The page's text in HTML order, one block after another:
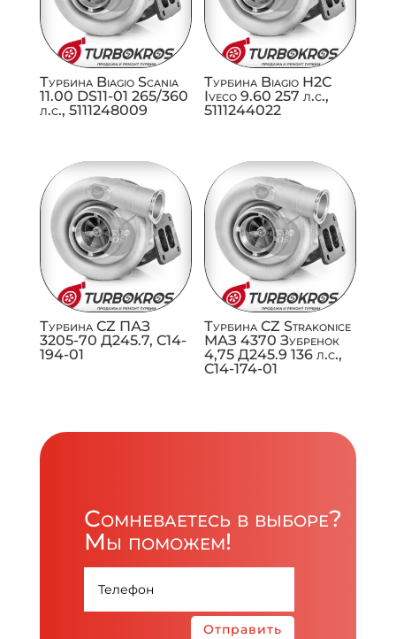
Турбина Biagio Scania
11.00 DS11-01 265/360
л.с., 5111248009
Турбина Biagio H2C
Iveco 9.60 257 л.с.,
5111244022
Турбина CZ ПАЗ
3205-70 Д245.7, C14-
194-01
Турбина CZ Strakonice
МАЗ 4370 Зубренок
4,75 Д245.9 136 л.с.,
C14-174-01
Сомневаетесь в выборе?
Мы поможем!
Отправить